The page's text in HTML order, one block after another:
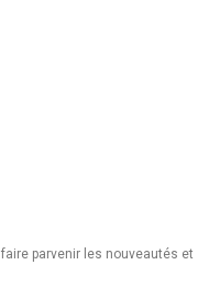
parvenir les nouveautés et